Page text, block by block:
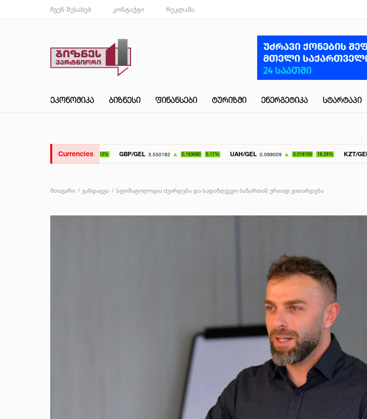
ჩვენ შესახებ კონტაქტი რეკლამა
ᲔᲙᲝᲜᲝᲛᲘᲙᲐ ᲑᲘᲖᲜᲔᲡᲘ ᲤᲘᲜᲐᲜᲡᲔᲑᲘ ᲢᲣᲠᲘᲖᲛᲘ ᲔᲜᲔᲠᲒᲔᲢᲘᲙᲐ ᲡᲢᲐᲠᲢᲐᲞᲘ
CurrenciesGBP/GEL 3.550182 0.183690 5.17% UAH/GEL 0.099009 0.018100 18.28% KZT/GEL 0.007072
მთავარი ჯანდაცვა სტომატოლოგია ძვირდება და სადაზღვევო ბაზართან ერთად ვითარდება